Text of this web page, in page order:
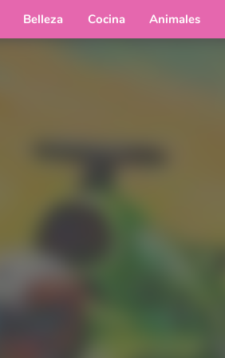
Belleza Cocina Animales